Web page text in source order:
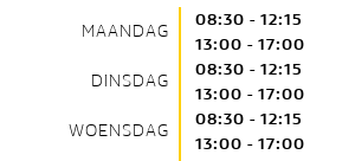
MAANDAG
08:30 - 12:15
13:00 - 17:00
DINSDAG
08:30 - 12:15
13:00 - 17:00
WOENSDAG
08:30 - 12:15
13:00 - 17:00